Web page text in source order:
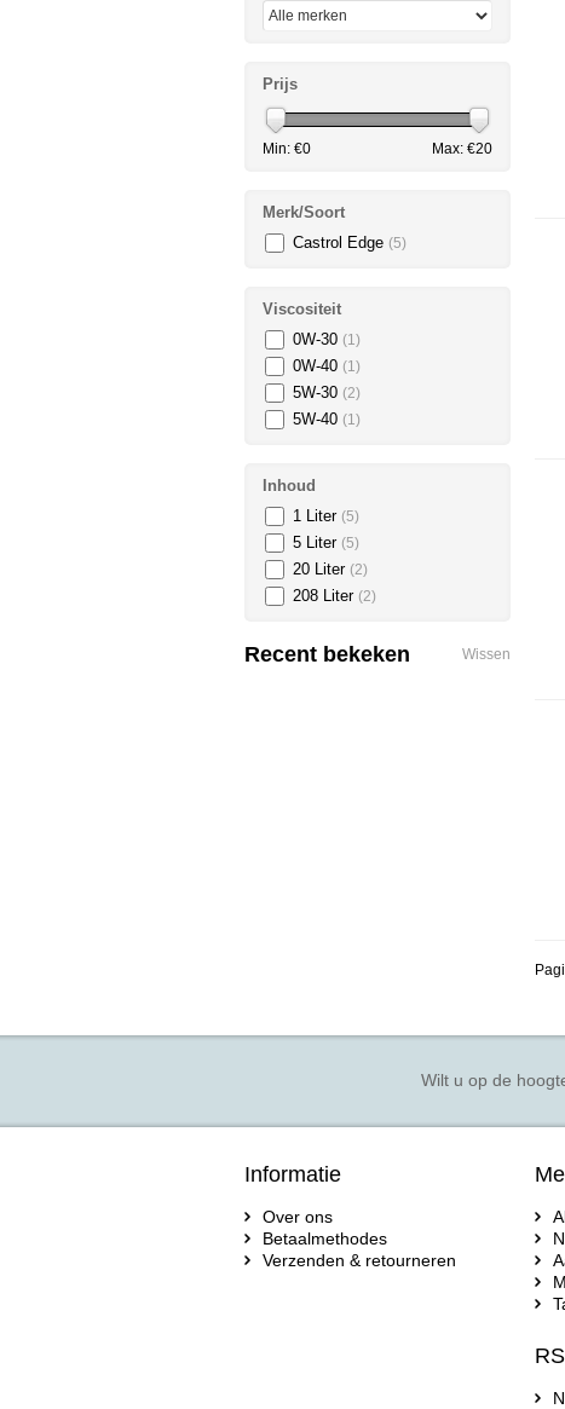
Prijs
Min: €0 Max: €20
Merk/Soort
Castrol Edge (5)
Viscositeit
0W-30 (1)
0W-40 (1)
5W-30 (2)
5W-40 (1)
Inhoud
1 Liter (5)
5 Liter (5)
20 Liter (2)
208 Liter (2)
Recent bekeken Wissen
Wilt u op de
Informatie
Over ons
Betaalmethodes
Verzenden & retourneren